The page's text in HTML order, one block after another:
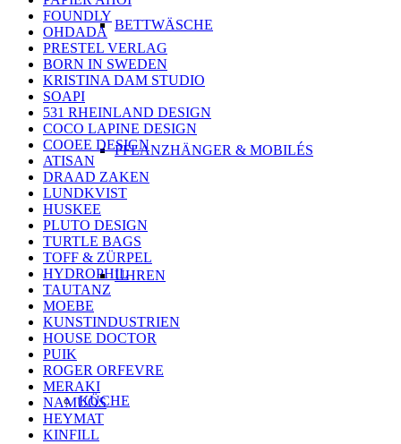
BETTWÄSCHE
PFLANZHÄNGER & MOBILÉS
UHREN
KÜCHE
FOUNDLY
OHDADA
PRESTEL VERLAG
BORN IN SWEDEN
KRISTINA DAM STUDIO
SOAPI
531 RHEINLAND DESIGN
COCO LAPINE DESIGN
COOEE DESIGN
ATISAN
DRAAD ZAKEN
LUNDKVIST
HUSKEE
PLUTO DESIGN
TURTLE BAGS
TOFF & ZÜRPEL
HYDROPHIL
TAUTANZ
MOEBE
KUNSTINDUSTRIEN
HOUSE DOCTOR
PUIK
ROGER ORFEVRE
MERAKI
NAMUOS
HEYMAT
KINFILL